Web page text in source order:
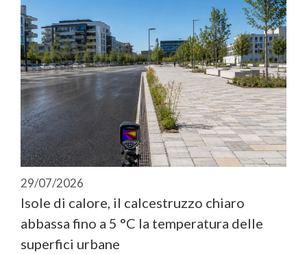
29/07/2026
Isole di calore, il calcestruzzo chiaro
abbassa fino a 5 °C la temperatura delle
superfici urbane